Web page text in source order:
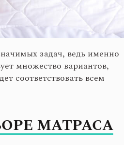
задач, ведь именно
множество вариантов,
соответствовать всем
МАТРАСА